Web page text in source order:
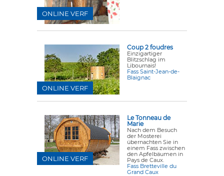
ONLINE VERF
Coup 2 foudres
Einzigartiger
Blitzschlag im
Libournais!
Fass Saint-Jean-de-
Blaignac
ONLINE VERF
Le Tonneau de
Marie
Nach dem Besuch
der Mosterei
übernachten Sie in
einem Fass zwischen
den Apfelbäumen in
Pays de Caux.
Fass Bretteville du
Grand Caux
ONLINE VERF